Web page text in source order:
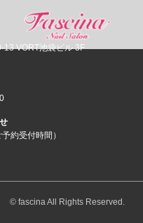
13 VORT池袋ビル 3F
約受付時間）
© fascina All Rights Reserved.